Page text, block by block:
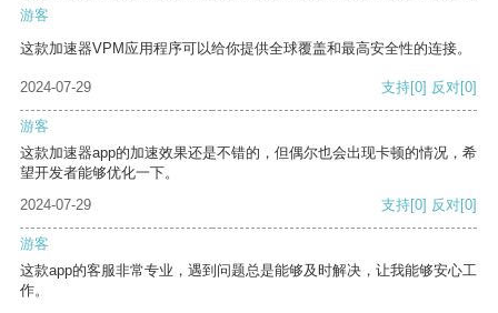
游客
这款加速器VPM应用程序可以给你提供全球覆盖和最高安全性的连接。
2024-07-29 支持[0] 反对[0]
游客
这款加速器app的加速效果还是不错的，但偶尔也会出现卡顿的情况，希
望开发者能够优化一下。
2024-07-29
支持[0] 反对[0]
游客
这款app的客服非常专业，遇到问题总是能够及时解决，让我能够安心工
作。